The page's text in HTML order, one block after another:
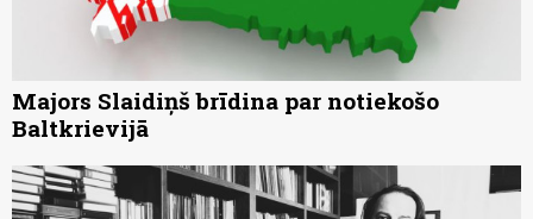
Majors Slaidiņš brīdina par notiekošo
Baltkrievijā